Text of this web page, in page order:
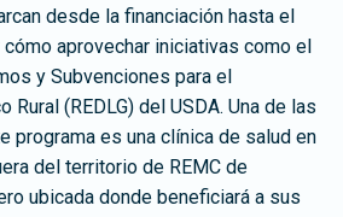
desde la financiación hasta el
aprovechar iniciativas como el
y Subvenciones para el
Rural (REDLG) del USDA. Una de las
programa es una clínica de salud en
del territorio de REMC de
ubicada donde beneficiará a sus